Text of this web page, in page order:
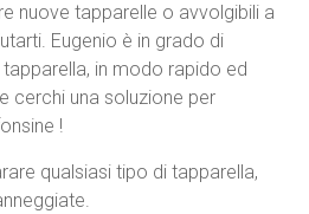
nuove tapparelle o avvolgibili a
Eugenio è in grado di
in modo rapido ed
cerchi una soluzione per
!
qualsiasi tipo di tapparella,